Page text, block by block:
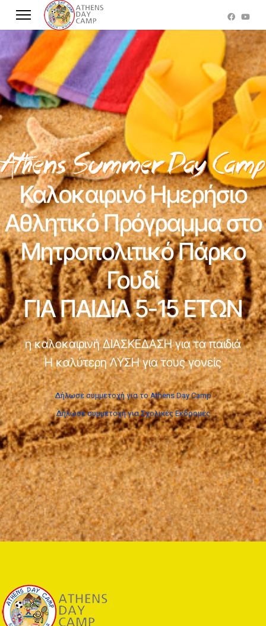
Καλοκαιρινό Ημερήσιο
Αθλητικό Πρόγραμμα στο
Μητροπολιτικό Πάρκο
Γουδί
ΓΙΑ ΠΑΙΔΙΑ 5-15 ΕΤΩΝ
η καλοκαιρινή ΔΙΑΣΚΕΔΑΣΗ για τα παιδιά
Η καλύτερη ΛΥΣΗ για τους γονείς
Δήλωσε συμμετοχή για το Athens Day Camp
Δήλωσε συμμετοχή για Σχολικές Εκδρομές